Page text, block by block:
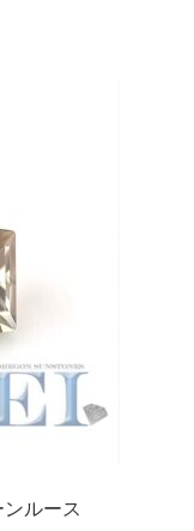
ルース